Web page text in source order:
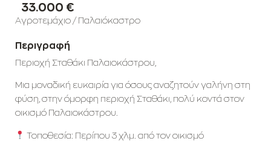
33.000 €
Αγροτεμάχιο /Παλαιόκαστρο
Περιγραφή
Περιοχή Σταθάκι Παλαιοκάστρου,
Μια μοναδική ευκαιρία για όσους αναζητούν γαλήνη στη
φύση, στην όμορφη περιοχή Σταθάκι, πολύ κοντά στον
οικισμό Παλαιοκάστρου.
Τοποθεσία: Περίπου 3 χλμ. από τον οικισμό